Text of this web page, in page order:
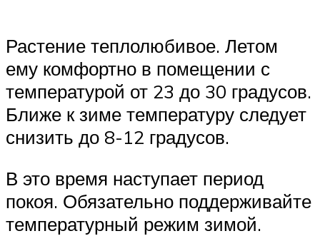
Растение теплолюбивое. Летом
ему комфортно в помещении с
температурой от 23 до 30 градусов.
Ближе к зиме температуру следует
снизить до 8-12 градусов.
В это время наступает период
покоя. Обязательно поддерживайте
температурный режим зимой.